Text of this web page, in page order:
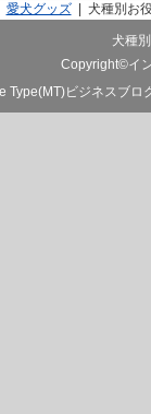
愛犬グッズ| 犬種別お
犬種
Copyright©イ